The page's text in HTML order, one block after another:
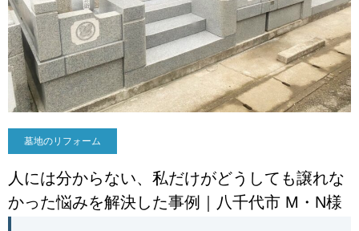
墓地のリフォーム
人には分からない、私だけがどうしても譲れな
かった悩みを解決した事例｜八千代市 M・N様